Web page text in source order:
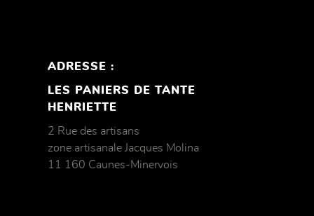
ADRESSE :
LES PANIERS DE TANTE
HENRIETTE
2 Rue des artisans
zone artisanale Jacques Molina
11 160 Caunes-Minervois